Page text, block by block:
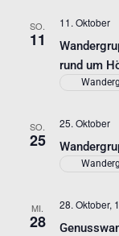
SO.
11
rund um
11. Oktober
SO.
25
25. Oktober
MI.
28
28. Oktober,